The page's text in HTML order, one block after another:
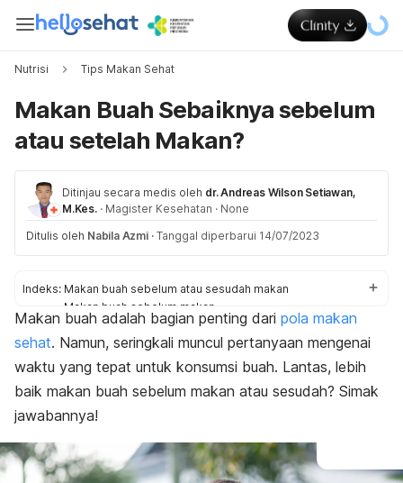
Nutrisi Tips Makan Sehat
Makan Buah Sebaiknya sebelum
atau setelah Makan?
Ditinjau secara medis oleh dr. Andreas Wilson Setiawan,
M.Kes. · Magister Kesehatan · None
Ditulis oleh Nabila Azmi · Tanggal diperbarui 14/07/2023
Indeks: Makan buah sebelum atau sesudah makan
Makan buah sebelum makan
Makan buah setelah makan
Tips
Makan buah adalah bagian penting dari pola makan
sehat. Namun, seringkali muncul pertanyaan mengenai
waktu yang tepat untuk konsumsi buah. Lantas, lebih
baik makan buah sebelum makan atau sesudah? Simak
jawabannya!